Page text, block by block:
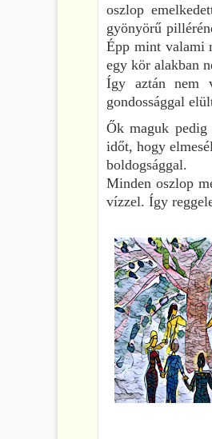
oszlop
gyönyörű
Épp mint valami
egy kör alakban
Így aztán nem
gondossággal
Ők maguk
időt, hogy
boldogsággal.
Minden oszlop
vízzel. Így